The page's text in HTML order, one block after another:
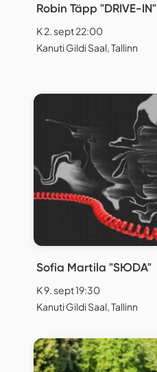
Robin Täpp "DRIVE-IN"
K 2. sept 22:00
Kanuti Gildi Saal, Tallinn
Sofia Martila "SЮDA"
K 9. sept 19:30
Kanuti Gildi Saal, Tallinn